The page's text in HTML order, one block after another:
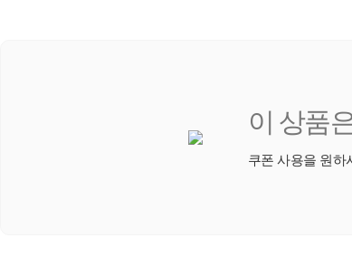
이 상품
쿠폰 사용을 원하